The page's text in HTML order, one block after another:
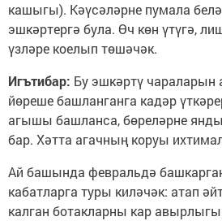
кашыгы). Кәүсәләрне пумала
эшкәртергә була. Өч көн үтүгә,
үзләре коелып төшәчәк.
Игътибар: Бу эшкәртү чараларын
йөреше башланганга кадәр
агышы башланса, бөреләрне
бар. Хәтта агачның коруы
Ай башында февральдә
кабатларга туры киләчәк: атап
калган ботакларны кар